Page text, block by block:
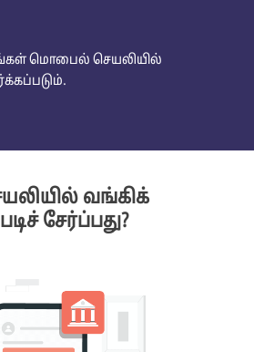
மொபைல் செயலியில்
வங்கிக்
சேர்ப்பது?